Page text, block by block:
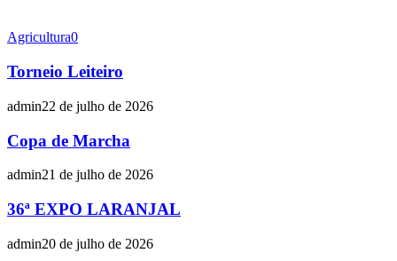
Agricultura0
Torneio Leiteiro
admin22 de julho de 2026
Copa de Marcha
admin21 de julho de 2026
36ª EXPO LARANJAL
admin20 de julho de 2026